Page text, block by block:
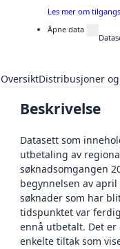
Les mer om
Åpne data
OversiktDistribusjoner
Beskrivelse
Datasett som
utbetaling av
søknadsomgangen
begynnelsen av
søknader som har
tidspunktet var
ennå utbetalt. Det
enkelte tiltak som